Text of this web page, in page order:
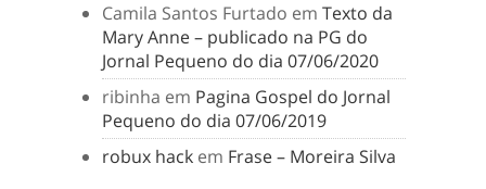
Camila Santos Furtado em Texto da
Mary Anne – publicado na PG do
Jornal Pequeno do dia 07/06/2020
ribinha em Pagina Gospel do Jornal
Pequeno do dia 07/06/2019
robux hack em Frase – Moreira Silva